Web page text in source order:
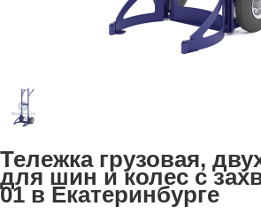
Тележка грузовая,
для шин и колес с
01 в Екатеринбурге